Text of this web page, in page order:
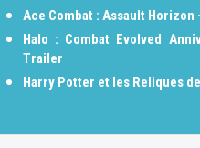
Ace Combat : Assault
Halo : Combat Evolved
Trailer
Harry Potter et les Reliques